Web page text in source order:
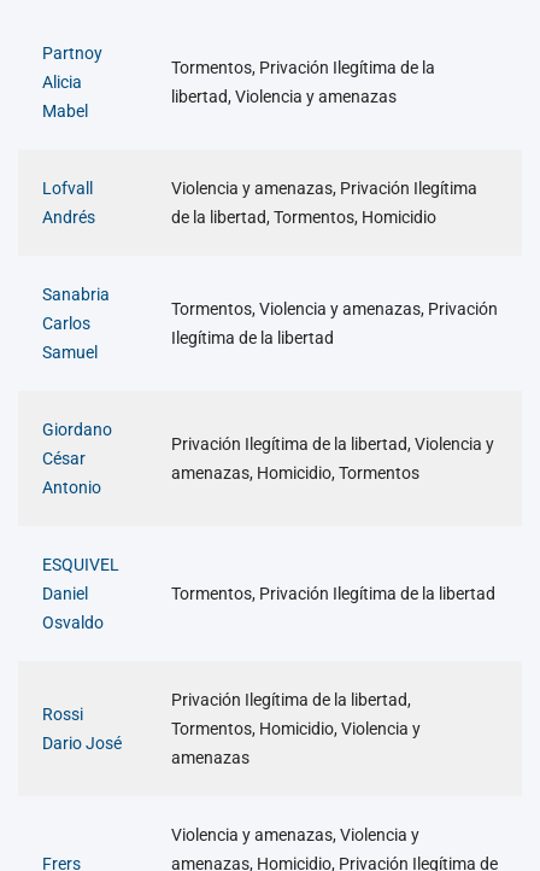
Partnoy
Alicia
Mabel
Tormentos, Privación Ilegítima de la
libertad, Violencia y amenazas
Lofvall
Andrés
Violencia y amenazas, Privación Ilegítima
de la libertad, Tormentos, Homicidio
Sanabria
Carlos
Samuel
Tormentos, Violencia y amenazas, Privación
Ilegítima de la libertad
Giordano
César
Antonio
Privación Ilegítima de la libertad, Violencia y
amenazas, Homicidio, Tormentos
ESQUIVEL
Daniel
Osvaldo
Tormentos, Privación Ilegítima de la libertad
Rossi
Dario José
Privación Ilegítima de la libertad,
Tormentos, Homicidio, Violencia y
amenazas
Frers
Violencia y amenazas, Violencia y
amenazas, Homicidio, Privación Ilegítima de